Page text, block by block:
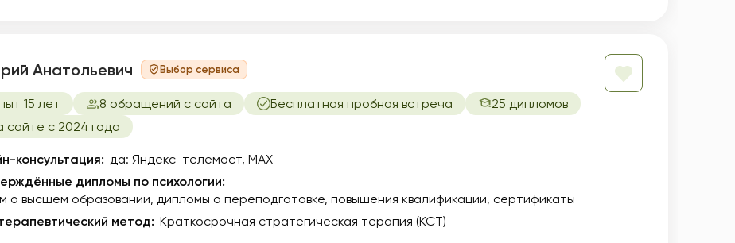
Анатольевич Выбор сервиса
15 лет 8 обращений с сайта Бесплатная пробная встреча
25 дипломов
сайте с 2024 года
консультация: да: Яндекс-телемост, МАХ
дипломы по психологии:
о высшем образовании дипломы о переподготовке повышения квалификации сертификаты
метод: Краткосрочная стратегическая терапия (КСТ)